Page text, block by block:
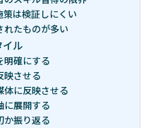
策は検証しにくい
れたものが多い
イル
明確にする
映させる
体に反映させる
に展開する
か振り返る